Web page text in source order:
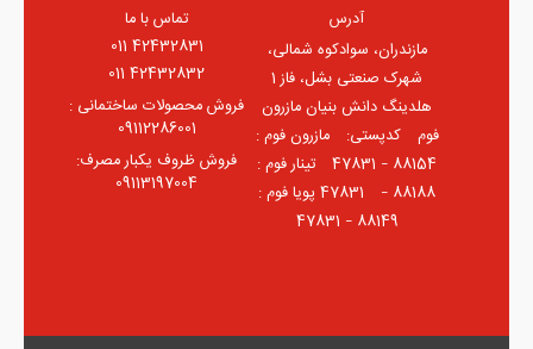
آدرس
مازندران، سوادکوه شمالی،
شهرک صنعتی بشل، فاز 1
هلدینگ دانش بنیان مازرون
فوم ⠀کدپستی: ⠀مازرون فوم :
88154 – 47831 ⠀تینار فوم :
88188 – 47831⠀ پویا فوم :
88149 – 47831
تماس با ما
42432831 011
42432832 011
فروش محصولات ساختمانی :
09112286001
فروش ظروف یکبار مصرف:
09113197004